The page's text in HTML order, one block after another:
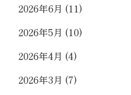
2026年6月 (11)
2026年5月 (10)
2026年4月 (4)
2026年3月 (7)